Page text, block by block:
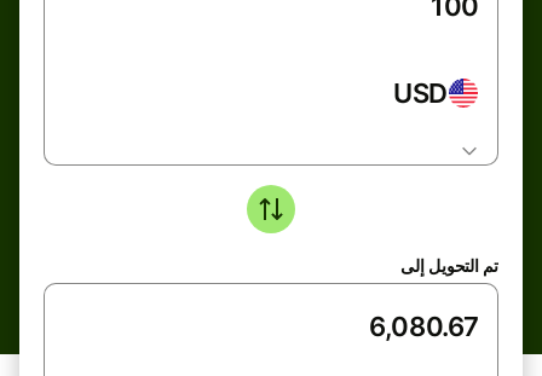
USD
تم التحويل إلى